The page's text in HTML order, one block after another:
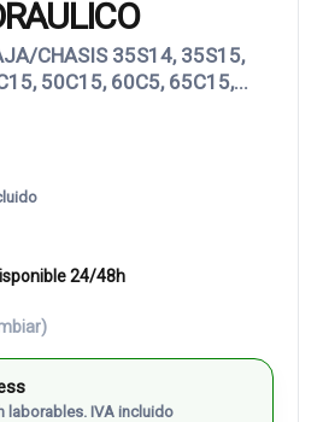
CHASIS 35S14, 35S15,
50C15, 60C5, 65C15,...
24/48h
laborables. IVA incluido